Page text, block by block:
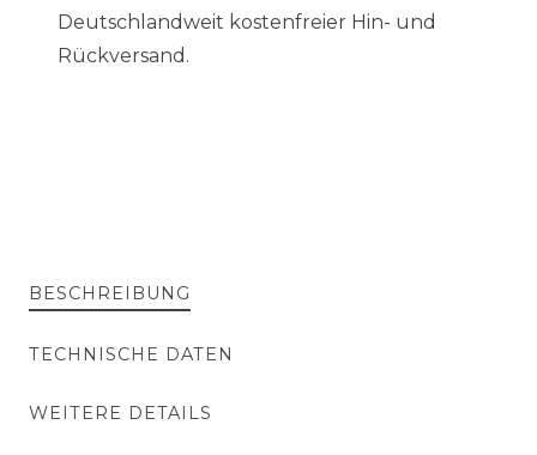
Deutschlandweit kostenfreier Hin- und
Rückversand.
BESCHREIBUNG
TECHNISCHE DATEN
WEITERE DETAILS